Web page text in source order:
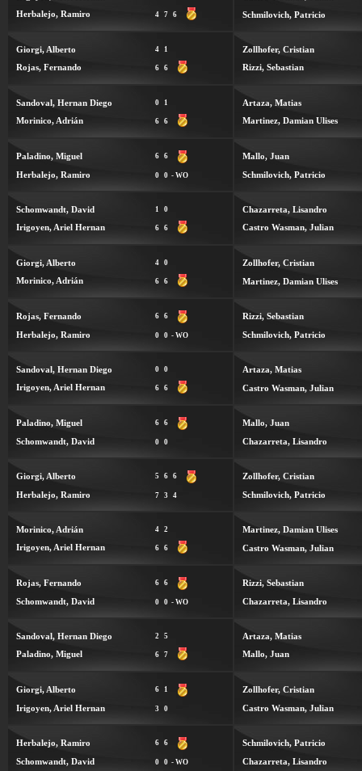
Herbalejo, Ramiro 4 7 6
Giorgi, Alberto 4 1
Rojas, Fernando 6 6
Sandoval, Hernan Diego 0 1
Morinico, Adrián 6 6
Paladino, Miguel 6 6
Herbalejo, Ramiro 0 0 - WO
Schomwandt, David 1 0
Irigoyen, Ariel Hernan 6 6
Giorgi, Alberto 4 0
Morinico, Adrián 6 6
Rojas, Fernando 6 6
Herbalejo, Ramiro 0 0 - WO
Sandoval, Hernan Diego 0 0
Irigoyen, Ariel Hernan 6 6
Paladino, Miguel 6 6
Schomwandt, David 0 0
Giorgi, Alberto 5 6 6
Herbalejo, Ramiro 7 3 4
Morinico, Adrián 4 2
Irigoyen, Ariel Hernan 6 6
Rojas, Fernando 6 6
Schomwandt, David 0 0 - WO
Sandoval, Hernan Diego 2 5
Paladino, Miguel 6 7
Giorgi, Alberto 6 1
Irigoyen, Ariel Hernan 3 0
Herbalejo, Ramiro 6 6
Schomwandt, David 0 0 - WO
Schmilovich, Patricio
Zollhofer, Cristian
Rizzi, Sebastian
Artaza, Matias
Martinez, Damian Ulises
Mallo, Juan
Schmilovich, Patricio
Chazarreta, Lisandro
Castro Wasman, Julian
Zollhofer, Cristian
Martinez, Damian Ulises
Rizzi, Sebastian
Schmilovich, Patricio
Artaza, Matias
Castro Wasman, Julian
Mallo, Juan
Chazarreta, Lisandro
Zollhofer, Cristian
Schmilovich, Patricio
Martinez, Damian Ulises
Castro Wasman, Julian
Rizzi, Sebastian
Chazarreta, Lisandro
Artaza, Matias
Mallo, Juan
Zollhofer, Cristian
Castro Wasman, Julian
Schmilovich, Patricio
Chazarreta, Lisandro